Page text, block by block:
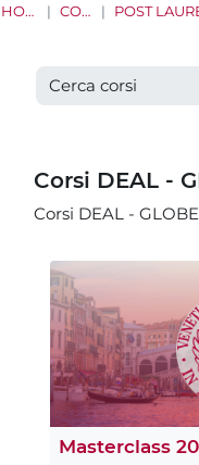
HOME CORSI
Cerca corsi
Corsi DEAL -
Corsi DEAL -
Masterclass